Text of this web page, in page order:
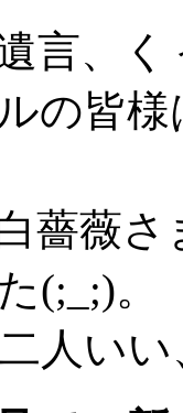
言、く
の皆
薔薇
(;_;)。
人い